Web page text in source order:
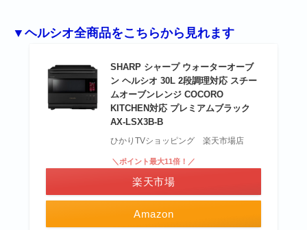
▼ヘルシオ全商品をこちらから見れます
SHARP シャープ ウォーターオーブ
ン ヘルシオ 30L 2段調理対応 スチー
ムオーブンレンジ COCORO
KITCHEN対応 プレミアムブラック
AX-LSX3B-B
ひかりTVショッピング 楽天市場店
Amazon
＼ポイント最大11倍！／
楽天市場